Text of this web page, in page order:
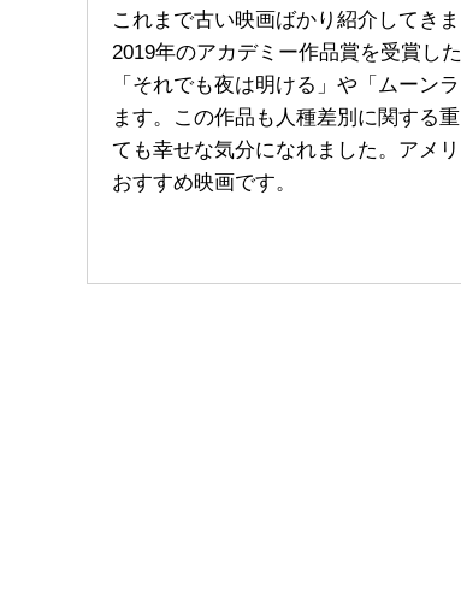
これまで古い映画ばかり紹介してき
2019年のアカデミー作品賞を受賞し
「それでも夜は明ける」や「ムーン
ます。この作品も人種差別に関する
ても幸せな気分になれました。アメ
おすすめ映画です。